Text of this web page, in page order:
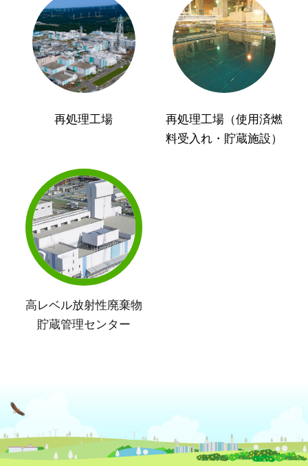
再処理工場
再処理工場（使用済燃
料受入れ・貯蔵施設）
高レベル放射性廃棄物
貯蔵管理センター